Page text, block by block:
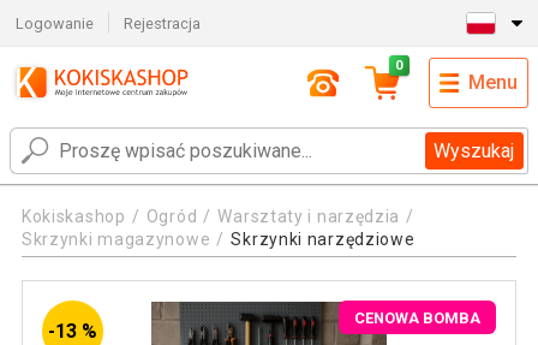
Logowanie Rejestracja
Wyszukaj
0
Menu
Kokiskashop Ogród
Warsztaty i narzędzia
Skrzynki magazynowe
Skrzynki narzędziowe
-13 %
CENOWA BOMBA